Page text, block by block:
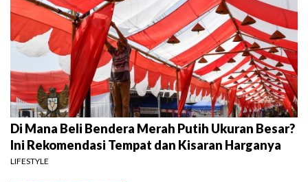
Di Mana Beli Bendera Merah Putih Ukuran Besar?
Ini Rekomendasi Tempat dan Kisaran Harganya
LIFESTYLE